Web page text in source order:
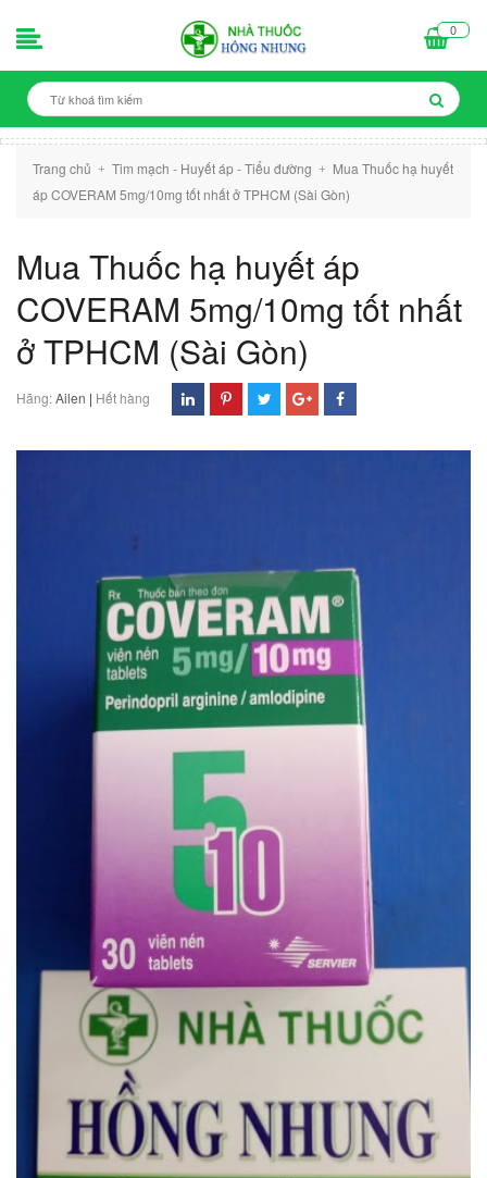
0
Trang chủ + Tim mạch - Huyết áp - Tiểu đường +
Mua Thuốc hạ huyết
áp COVERAM 5mg/10mg tốt nhất ở TPHCM (Sài Gòn)
Mua Thuốc hạ huyết áp
COVERAM 5mg/10mg tốt nhất
ở TPHCM (Sài Gòn)
Hãng:Ailen | Hết hàng